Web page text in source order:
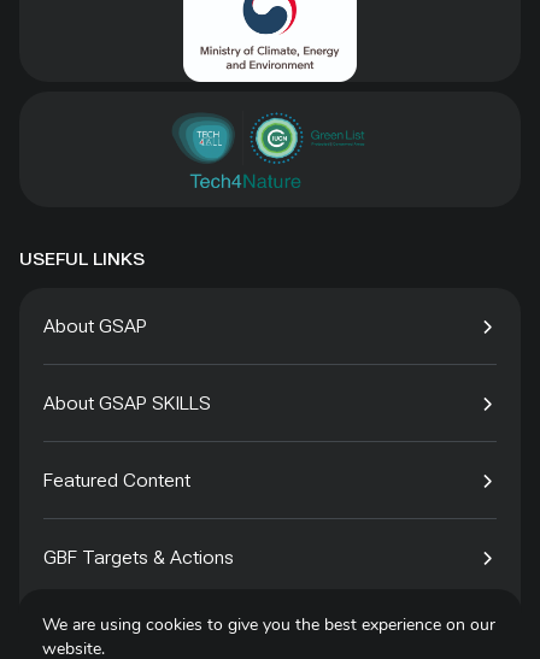
USEFUL LINKS
About GSAP
About GSAP SKILLS
Featured Content
GBF Targets & Actions
Tech4Species
We are using cookies to give you the best experience on our
website.